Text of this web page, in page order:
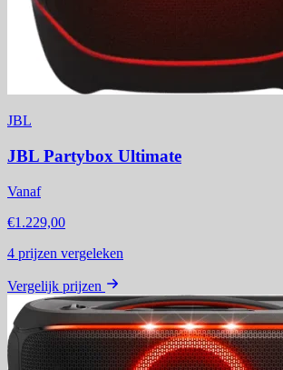
JBL
JBL Partybox Ultimate
Vanaf
€1.229,00
4 prijzen vergeleken
Vergelijk prijzen